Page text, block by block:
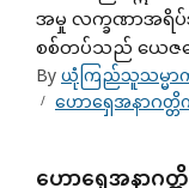
အမှု လက္ခဏာအရိပ်
စစ်တပ်သည် ယေဇရ
Byယုံကြည်သူသမ္မာ
ဟောရှေအနာဂတ္တိ